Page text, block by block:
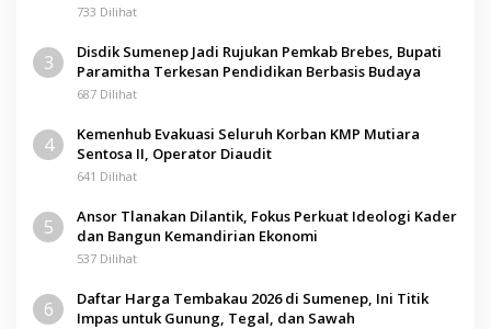
733 Dilihat
3
Disdik Sumenep Jadi Rujukan Pemkab Brebes, Bupati
Paramitha Terkesan Pendidikan Berbasis Budaya
687 Dilihat
4
Kemenhub Evakuasi Seluruh Korban KMP Mutiara
Sentosa II, Operator Diaudit
641 Dilihat
5
Ansor Tlanakan Dilantik, Fokus Perkuat Ideologi Kader
dan Bangun Kemandirian Ekonomi
537 Dilihat
6
Daftar Harga Tembakau 2026 di Sumenep, Ini Titik
Impas untuk Gunung, Tegal, dan Sawah